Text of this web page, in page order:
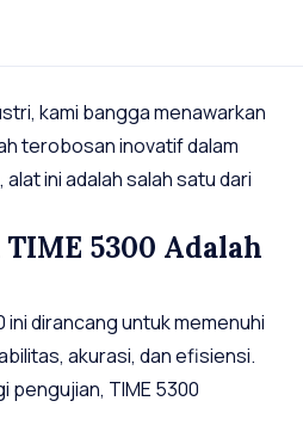
kami bangga menawarkan
terobosan inovatif dalam
ini adalah salah satu dari
5300 Adalah
dirancang untuk memenuhi
akurasi, dan efisiensi.
pengujian, TIME 5300